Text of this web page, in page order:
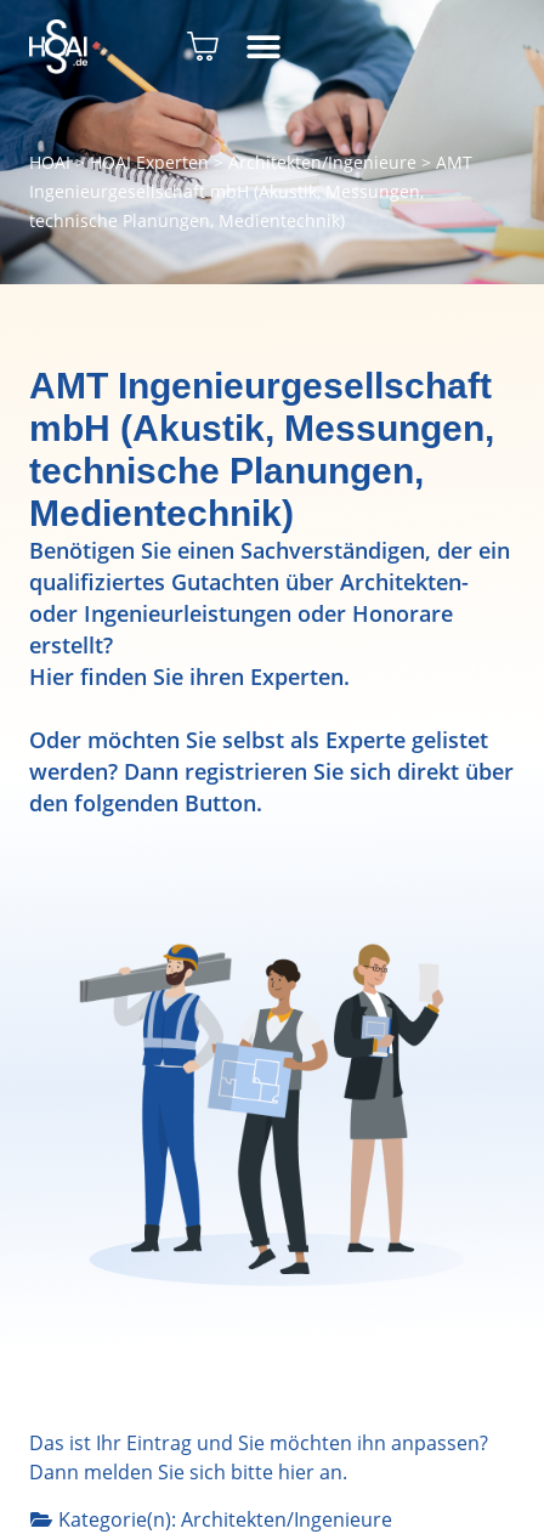
HOAI>HOAI Experten>Architekten/Ingenieure > AMT
Ingenieurgesellschaft mbH (Akustik, Messungen,
technische Planungen, Medientechnik)
AMT Ingenieurgesellschaft
mbH (Akustik, Messungen,
technische Planungen,
Medientechnik)
Benötigen Sie einen Sachverständigen, der ein
qualifiziertes Gutachten über Architekten-
oder Ingenieurleistungen oder Honorare
erstellt?
Hier finden Sie ihren Experten.
Oder möchten Sie selbst als Experte gelistet
werden? Dann registrieren Sie sich direkt über
den folgenden Button.
Das ist Ihr Eintrag und Sie möchten ihn anpassen?
Dann melden Sie sich bitte hieran.
Kategorie(n): Architekten/Ingenieure